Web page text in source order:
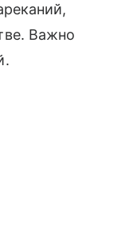
Важно